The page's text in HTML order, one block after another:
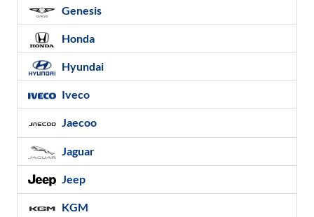
Genesis
Honda
Hyundai
Iveco
Jaecoo
Jaguar
Jeep
KGM